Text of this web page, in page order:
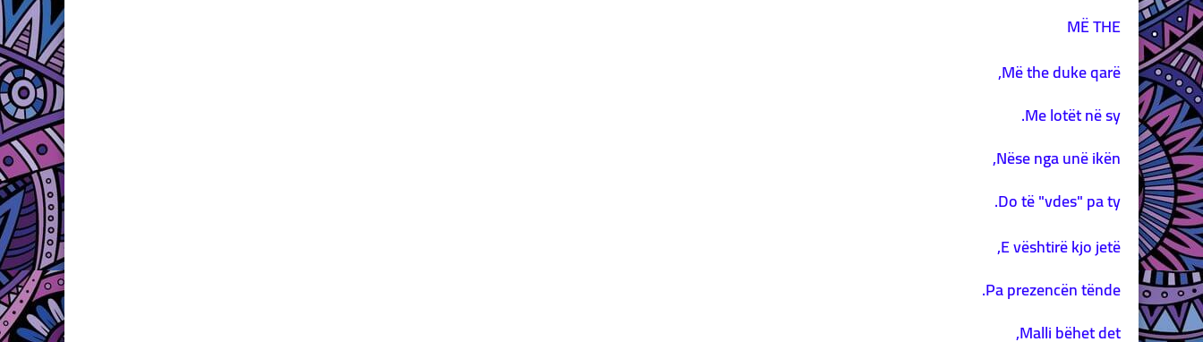
MË THE
Më the duke qarë,
Me lotët në sy.
Nëse nga unë ikën,
Do të "vdes" pa ty.
E vështirë kjo jetë,
Pa prezencën tënde.
Malli bëhet det,